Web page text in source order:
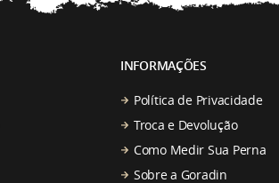
INFORMAÇÕES
Política de Privacidade
Troca e Devolução
Como Medir Sua Perna
Sobre a Goradin